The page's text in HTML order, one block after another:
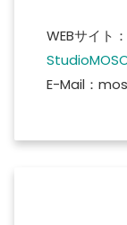
WEBサイト：
E-Mail：